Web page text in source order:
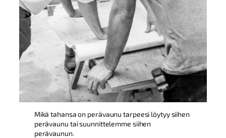
Mikä tahansa on perävaunu tarpeesi löytyy siihen
perävaunu tai suunnittelemme siihen
perävaunun.